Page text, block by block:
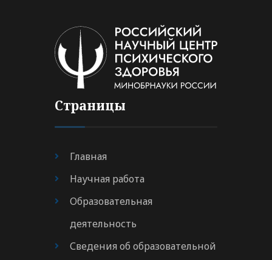
Страницы
Главная
Научная работа
Образовательная
деятельность
Сведения об образовательной